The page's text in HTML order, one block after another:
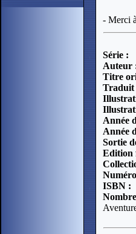
- Merci
Série :
Auteur
Titre
Traduit
Année
Année
Sortie
Edition
ISBN :